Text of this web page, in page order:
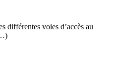
différentes voies d’accès au